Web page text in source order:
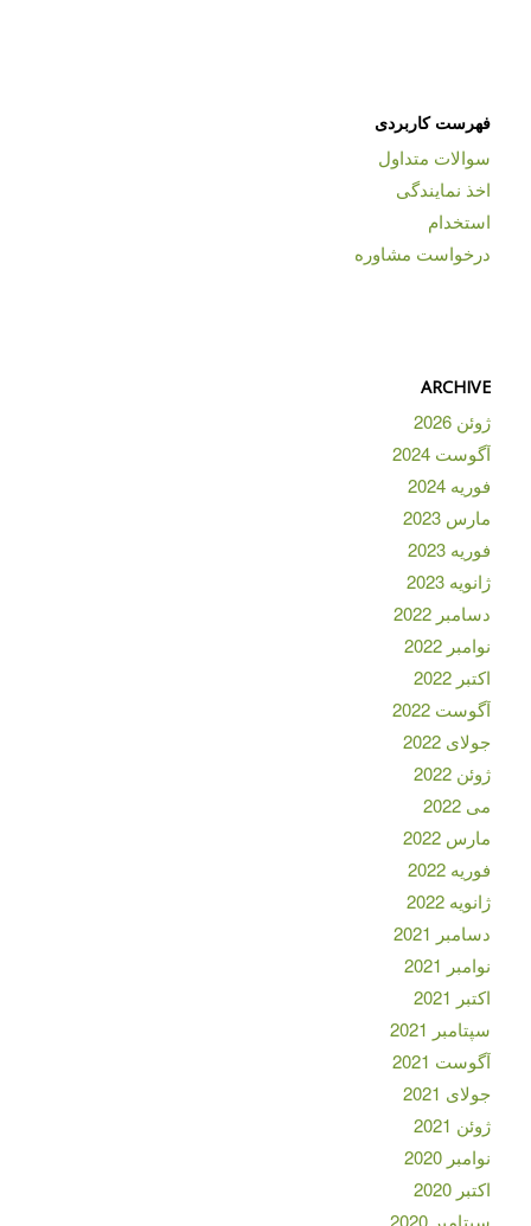
فهرست کاربردی
سوالات متداول
اخذ نمایندگی
استخدام
درخواست مشاوره
ARCHIVE
ژوئن 2026
آگوست 2024
فوریه 2024
مارس 2023
فوریه 2023
ژانویه 2023
دسامبر 2022
نوامبر 2022
اکتبر 2022
آگوست 2022
جولای 2022
ژوئن 2022
می 2022
مارس 2022
فوریه 2022
ژانویه 2022
دسامبر 2021
نوامبر 2021
اکتبر 2021
سپتامبر 2021
آگوست 2021
جولای 2021
ژوئن 2021
نوامبر 2020
اکتبر 2020
سپتامبر 2020